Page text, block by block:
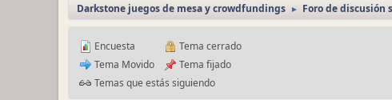
Darkstone juegos de mesa y crowdfundings ► Foro de discusión
Encuesta
Tema Movido
Tema cerrado
Tema fijado
Temas que estás siguiendo